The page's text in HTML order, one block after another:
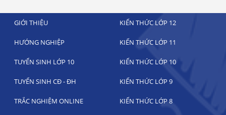
GIỚI THIỆU KIẾN THỨC LỚP 12
HƯỚNG NGHIỆP KIẾN THỨC LỚP 11
TUYỂN SINH LỚP 10 KIẾN THỨC LỚP 10
TUYỂN SINH CĐ - ĐH KIẾN THỨC LỚP 9
TRẮC NGHIỆM ONLINE KIẾN THỨC LỚP 8